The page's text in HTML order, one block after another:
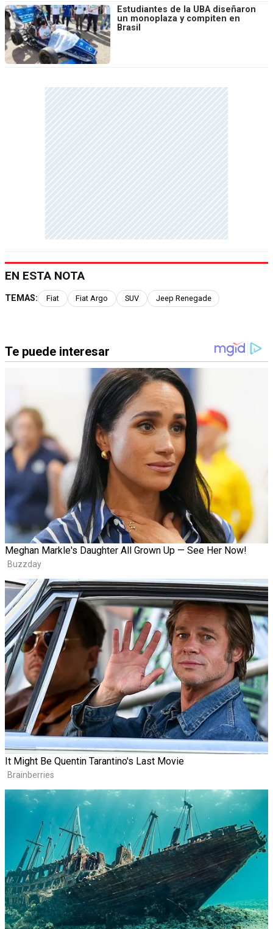
Estudiantes de la UBA diseñaron
un monoplaza y compiten en
Brasil
EN ESTA NOTA
TEMAS: Fiat Fiat Argo SUV Jeep Renegade